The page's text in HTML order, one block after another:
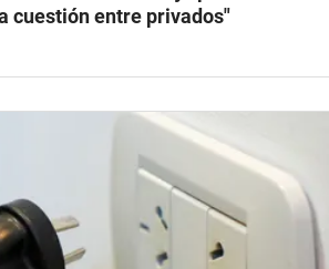
cuestión entre privados"